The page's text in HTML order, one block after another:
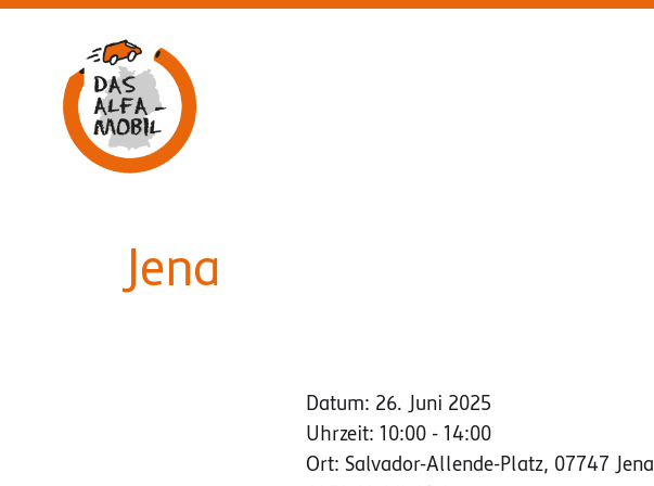
Aufsuchende Beratung am ALFA-Mobil
Jena
Datum: 26. Juni 2025
Uhrzeit: 10:00 - 14:00
Ort: Salvador-Allende-Platz, 07747 Jena